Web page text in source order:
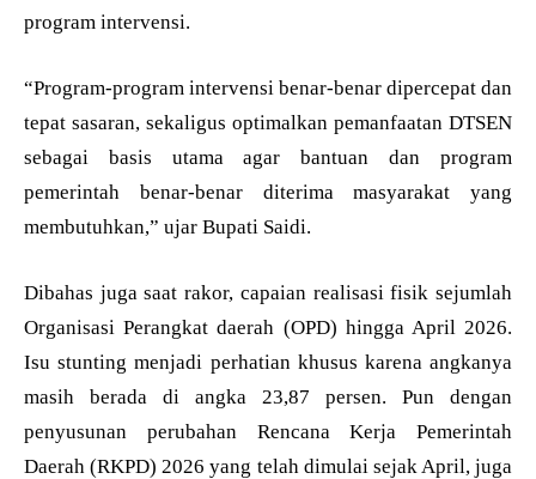
program intervensi.
“Program-program intervensi benar-benar dipercepat dan
tepat sasaran, sekaligus optimalkan pemanfaatan DTSEN
sebagai basis utama agar bantuan dan program
pemerintah benar-benar diterima masyarakat yang
membutuhkan,” ujar Bupati Saidi.
Dibahas juga saat rakor, capaian realisasi fisik sejumlah
Organisasi Perangkat daerah (OPD) hingga April 2026.
Isu stunting menjadi perhatian khusus karena angkanya
masih berada di angka 23,87 persen. Pun dengan
penyusunan perubahan Rencana Kerja Pemerintah
Daerah (RKPD) 2026 yang telah dimulai sejak April, juga